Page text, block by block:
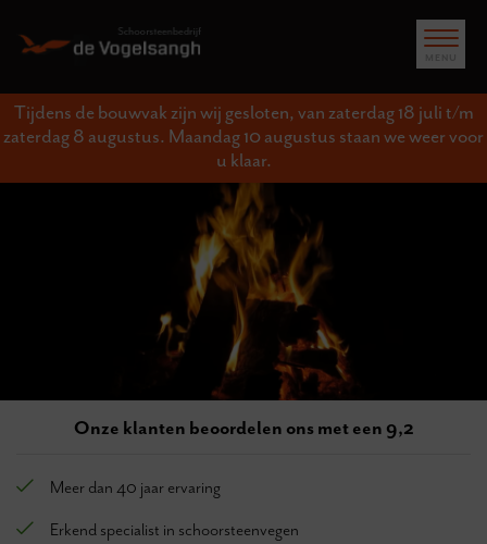
Tijdens de bouwvak zijn wij gesloten, van zaterdag 18 juli t/m
zaterdag 8 augustus. Maandag 10 augustus staan we weer voor
u klaar.
Meer dan 40 jaar ervaring
Erkend specialist in schoorsteenvegen
Onze klanten beoordelen ons met een 9,2